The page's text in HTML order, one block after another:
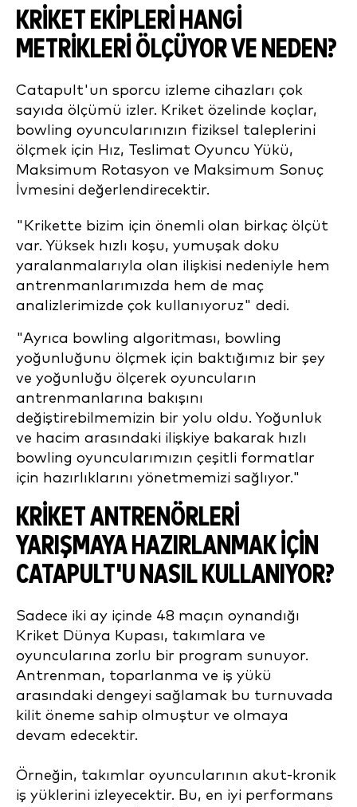
KRIKET EKIPLERI HANGI
METRIKLERI ÖLÇÜYOR VE NEDEN?
Catapult'un sporcu izleme cihazları çok
sayıda ölçümü izler. Kriket özelinde koçlar,
bowling oyuncularınızın fiziksel taleplerini
ölçmek için Hız, Teslimat Oyuncu Yükü,
Maksimum Rotasyon ve Maksimum Sonuç
İvmesini değerlendirecektir.
"Krikette bizim için önemli olan birkaç ölçüt
var. Yüksek hızlı koşu, yumuşak doku
yaralanmalarıyla olan ilişkisi nedeniyle hem
antrenmanlarımızda hem de maç
analizlerimizde çok kullanıyoruz" dedi.
"Ayrıca bowling algoritması, bowling
yoğunluğunu ölçmek için baktığımız bir şey
ve yoğunluğu ölçerek oyuncuların
antrenmanlarına bakışını
değiştirebilmemizin bir yolu oldu. Yoğunluk
ve hacim arasındaki ilişkiye bakarak hızlı
bowling oyuncularımızın çeşitli formatlar
için hazırlıklarını yönetmemizi sağlıyor."
KRIKET ANTRENÖRLERI
YARIŞMAYA HAZIRLANMAK IÇIN
CATAPULT'U NASIL KULLANIYOR?
Sadece iki ay içinde 48 maçın oynandığı
Kriket Dünya Kupası, takımlara ve
oyuncularına zorlu bir program sunuyor.
Antrenman, toparlanma ve iş yükü
arasındaki dengeyi sağlamak bu turnuvada
kilit öneme sahip olmuştur ve olmaya
devam edecektir.
Örneğin, takımlar oyuncularının akut-kronik
iş yüklerini izleyecektir. Bu, en iyi performans